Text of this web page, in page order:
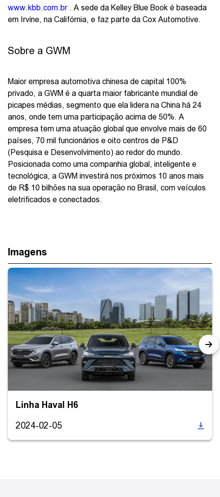
www.kbb.com.br . A sede da Kelley Blue Book é baseada
em Irvine, na Califórnia, e faz parte da Cox Automotive.
Sobre a GWM
Maior empresa automotiva chinesa de capital 100%
privado, a GWM é a quarta maior fabricante mundial de
picapes médias, segmento que ela lidera na China há 24
anos, onde tem uma participação acima de 50%. A
empresa tem uma atuação global que envolve mais de 60
países, 70 mil funcionários e oito centros de P&D
(Pesquisa e Desenvolvimento) ao redor do mundo.
Posicionada como uma companhia global, inteligente e
tecnológica, a GWM investirá nos próximos 10 anos mais
de R$ 10 bilhões na sua operação no Brasil, com veículos
eletrificados e conectados.
Imagens
Linha Haval H6
2024-02-05